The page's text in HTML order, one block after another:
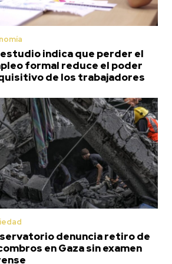
estudio indica que perder el
formal reduce el poder
de los trabajadores
denuncia retiro de
en Gaza sin examen